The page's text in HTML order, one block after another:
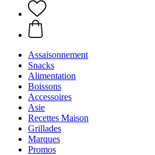
Assaisonnement
Snacks
Alimentation
Boissons
Accessoires
Asie
Recettes Maison
Grillades
Marques
Promos